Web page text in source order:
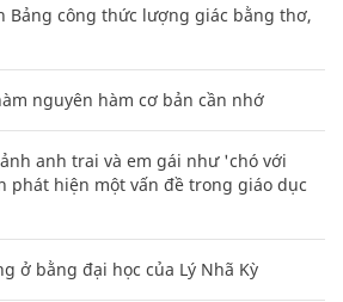
Bảng công thức lượng giác bằng thơ,
nguyên hàm cơ bản cần nhớ
anh trai và em gái như 'chó với
phát hiện một vấn đề trong giáo dục
ở bằng đại học của Lý Nhã Kỳ